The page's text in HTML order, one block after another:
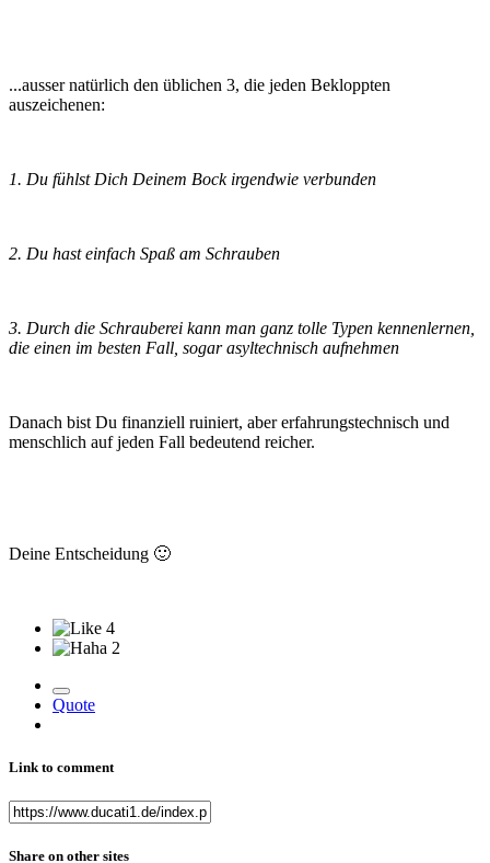
...ausser natürlich den üblichen 3, die jeden Bekloppten
auszeichenen:
1. Du fühlst Dich Deinem Bock irgendwie verbunden
2. Du hast einfach Spaß am Schrauben
3. Durch die Schrauberei kann man ganz tolle Typen kennenlernen,
die einen im besten Fall, sogar asyltechnisch aufnehmen
Danach bist Du finanziell ruiniert, aber erfahrungstechnisch und
menschlich auf jeden Fall bedeutend reicher.
Deine Entscheidung 🙂
4
2
Quote
Link to comment
Share on other sites